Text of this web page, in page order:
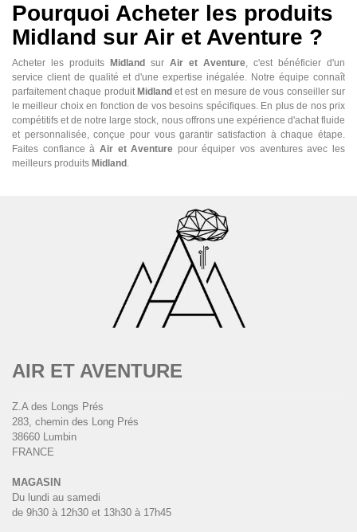
Pourquoi Acheter les produits
Midland sur Air et Aventure ?
Acheter les produits Midland sur Air et Aventure, c'est bénéficier d'un
service client de qualité et d'une expertise inégalée. Notre équipe connaît
parfaitement chaque produit Midland et est en mesure de vous conseiller sur
le meilleur choix en fonction de vos besoins spécifiques. En plus de nos prix
compétitifs et de notre large stock, nous offrons une expérience d'achat fluide
et personnalisée, conçue pour vous garantir satisfaction à chaque étape.
Faites confiance à Air et Aventure pour équiper vos aventures avec les
meilleurs produits Midland .
AIR ET AVENTURE
Z.A des Longs Prés
283, chemin des Long Prés
38660 Lumbin
FRANCE
MAGASIN
Du lundi au samedi
de 9h30 à 12h30 et 13h30 à 17h45